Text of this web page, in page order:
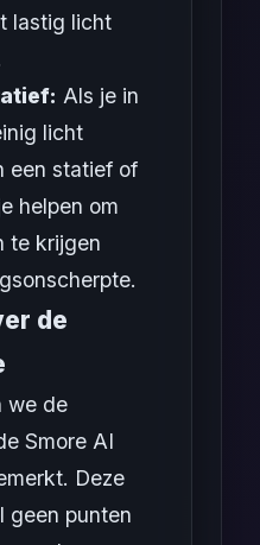
lastig licht
Als je in
licht
een statief of
helpen om
te krijgen
de
we de
Smore AI
Deze
geen punten